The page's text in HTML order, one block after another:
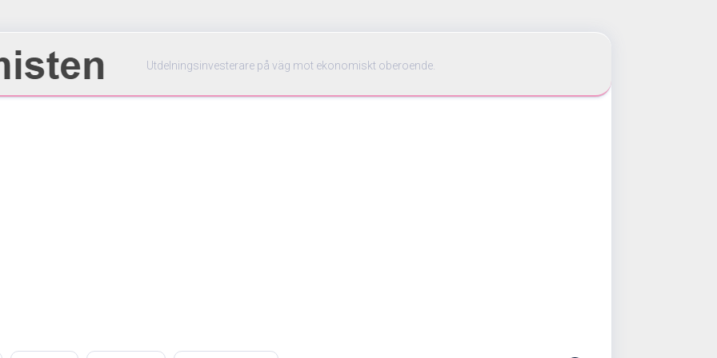
Utdelningsinvesterare på väg mot ekonomiskt oberoende.